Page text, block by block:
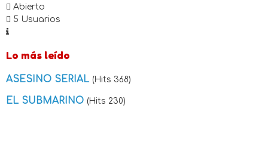
Abierto
5 Usuarios
Lo más leído
ASESINO SERIAL (Hits 368)
EL SUBMARINO (Hits 230)